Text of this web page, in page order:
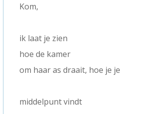
Kom,
ik laat je zien
hoe de kamer
om haar as draait, hoe je je
middelpunt vindt